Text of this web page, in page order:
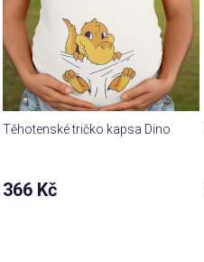
Těhotenské tričko kapsa Dino
366 Kč